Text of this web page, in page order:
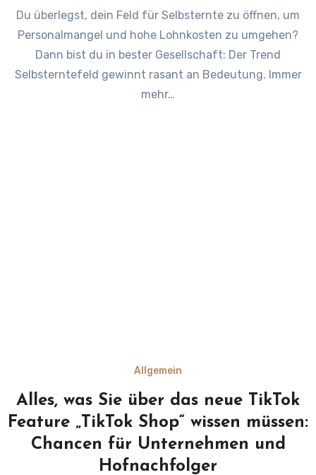
Du überlegst, dein Feld für Selbsternte zu öffnen, um
Personalmangel und hohe Lohnkosten zu umgehen?
Dann bist du in bester Gesellschaft: Der Trend
Selbsterntefeld gewinnt rasant an Bedeutung. Immer
mehr…
Allgemein
Alles, was Sie über das neue TikTok
Feature „TikTok Shop“ wissen müssen:
Chancen für Unternehmen und
Hofnachfolger